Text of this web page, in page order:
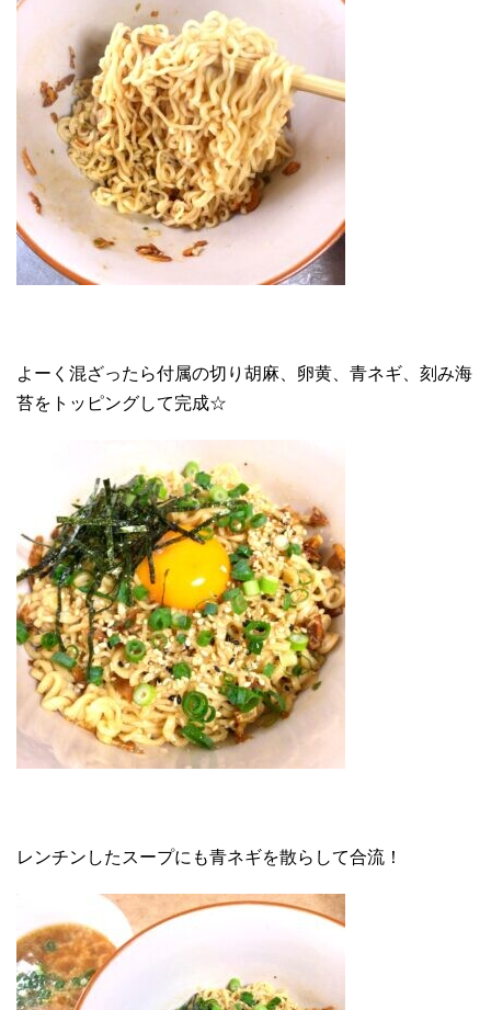
よーく混ざったら付属の切り胡麻、卵黄、青ネギ、刻み海
苔をトッピングして完成☆
レンチンしたスープにも青ネギを散らして合流！